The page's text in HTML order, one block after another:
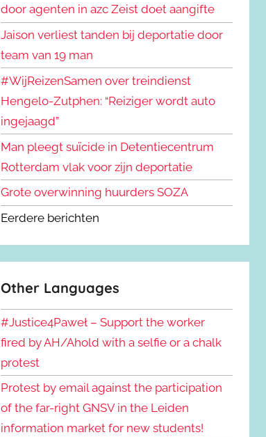
door agenten in azc Zeist doet aangifte
Jaison verliest tanden bij deportatie door
team van 19 man
#WijReizenSamen over treindienst
Hengelo-Zutphen: “Reiziger wordt auto
ingejaagd”
Man pleegt suïcide in Detentiecentrum
Rotterdam vlak voor zijn deportatie
Grote overwinning huurders SOZA
Eerdere berichten
Other Languages
#Justice4Paweł – Support the worker
fired by AH/Ahold with a selfie or a chalk
protest
Protest by email against the participation
of the far-right GNSV in the Leiden
information market for new students!